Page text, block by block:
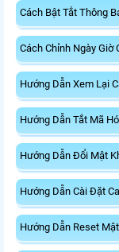
Cách Bật Tắt Thông
Cách Chỉnh Ngày Giờ
Hướng Dẫn Xem Lại
Hướng Dẫn Tắt Mã
Hướng Dẫn Đổi Mật
Hướng Dẫn Cài Đặt
Hướng Dẫn Reset